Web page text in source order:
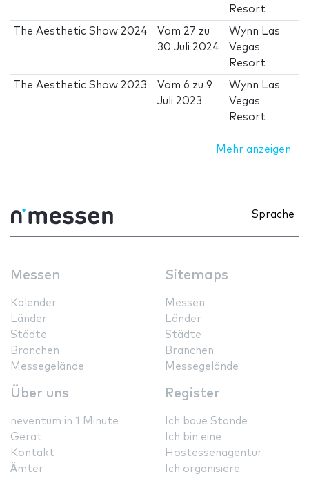
Resort
The Aesthetic Show 2024 Vom 27 zu
30 Juli 2024
Wynn Las
Vegas
Resort
The Aesthetic Show 2023 Vom6 zu9
Juli 2023
Wynn Las
Vegas
Resort
Mehr anzeigen
Sprache
Messen
Kalender
Länder
Städte
Branchen
Messegelände
Sitemaps
Messen
Länder
Städte
Branchen
Messegelände
Über uns
neventum in 1 Minute
Gerät
Kontakt
Ämter
Register
Ich baue Stände
Ich bin eine
Hostessenagentur
Ich organisiere